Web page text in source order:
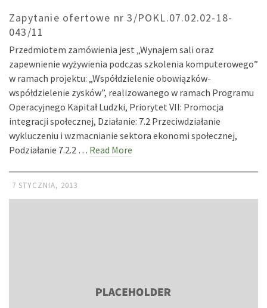
Zapytanie ofertowe nr 3/POKL.07.02.02-18-
043/11
Przedmiotem zamówienia jest „Wynajem sali oraz
zapewnienie wyżywienia podczas szkolenia komputerowego”
w ramach projektu: „Współdzielenie obowiązków-
współdzielenie zysków”, realizowanego w ramach Programu
Operacyjnego Kapitał Ludzki, Priorytet VII: Promocja
integracji społecznej, Działanie: 7.2 Przeciwdziałanie
wykluczeniu i wzmacnianie sektora ekonomi społecznej,
Podziałanie 7.2.2 … Read More
7 STYCZNIA, 2013